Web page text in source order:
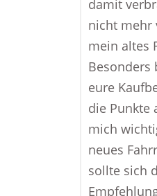
damit
nicht mehr
mein altes
Besonders
eure
die Punkte
mich
neues
sollte sich